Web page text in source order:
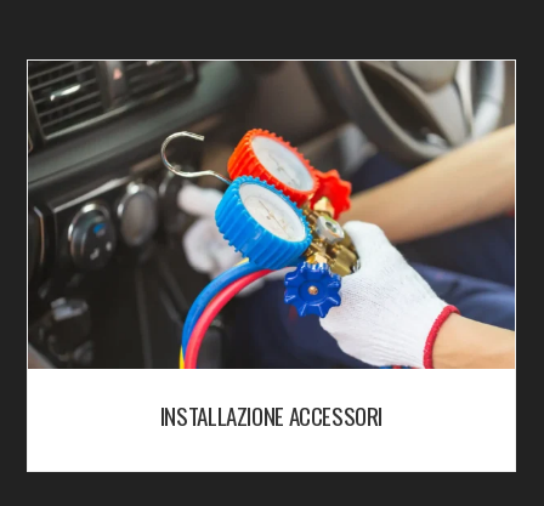
INSTALLAZIONE ACCESSORI